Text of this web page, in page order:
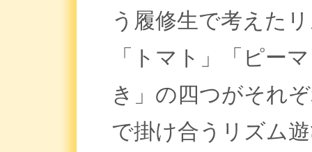
う履修生で考えた
「トマト」「ピー
き」の四つがそれ
で掛け合うリズム